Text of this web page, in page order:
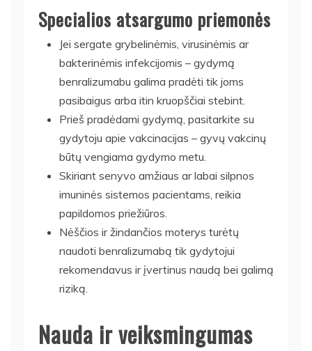
Specialios atsargumo priemonės
Jei sergate grybelinėmis, virusinėmis ar
bakterinėmis infekcijomis – gydymą
benralizumabu galima pradėti tik joms
pasibaigus arba itin kruopščiai stebint.
Prieš pradėdami gydymą, pasitarkite su
gydytoju apie vakcinacijas – gyvų vakcinų
būtų vengiama gydymo metu.
Skiriant senyvo amžiaus ar labai silpnos
imuninės sistemos pacientams, reikia
papildomos priežiūros.
Nėščios ir žindančios moterys turėtų
naudoti benralizumabą tik gydytojui
rekomendavus ir įvertinus naudą bei galimą
riziką.
Nauda ir veiksmingumas